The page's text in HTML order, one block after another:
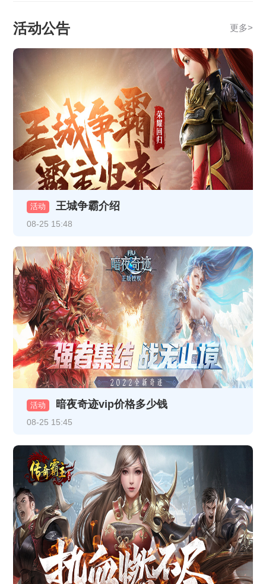
《霸者天下》4月28日合服公告
《霸者天下》3月31日合服公告
《战online》关服公告
《霸者天下》开服活动
《龙破九天》2月5日10:00-12:00合服公告
《龙破九天》1月13日10:00-12:00合服公告
《热血战纪》1月9日合服公告
《龙破九天》1月8日16:30-17:30更新维护公告
《龙破九天》1月5日10:00-12:00合服公告
《热血战纪》1月1日-1月3日线下返利
《龙破九天》12月30日10:00-12:00 合服公告
《龙破九天》1月1日10:00-12:00 合服公告
《龙破九天》12月26日10:00-12:00合服公告
《龙破九天》12月23日10:00-12:00合服公告
《至尊传说》VIP介绍
《龙破九天》12月16日10:00-12:00 合服公告
《热血战纪》12月8日合服公告
《龙破九天》12月5日16:30-17:30更新内容（以此为准，日期是12月5日）
《龙破九天》线下返利
《乱世诸侯》11月18日合服公告
活动公告 更多>
活动 王城争霸介绍
08-25 15:48
活动 暗夜奇迹vip价格多少钱
08-25 15:45